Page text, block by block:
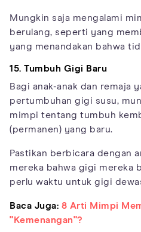
Mungkin saja mengalami
berulang, seperti yang
yang menandakan bahwa
15. Tumbuh Gigi Baru
Bagi anak-anak dan remaja
pertumbuhan gigi susu,
mimpi tentang tumbuh
(permanen) yang baru.
Pastikan berbicara dengan
mereka bahwa gigi mereka
perlu waktu untuk gigi
Baca Juga: 8 Arti Mimpi
"Kemenangan"?